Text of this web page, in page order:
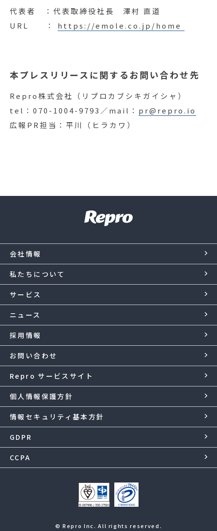
代表者 ：代表取締役社長 澤村 直道
URL ： https://emole.co.jp/home
本プレスリリースに関するお問い合わせ先
Repro株式会社（リプロカブシキガイシャ）
tel：070-1004-9793／mail： pr@repro.io
広報PR担当：平川（ヒラカワ）
会社情報
私たちについて
サービス
ニュース
採用情報
お問い合わせ
Repro サービスサイト
個人情報保護方針
情報セキュリティ基本方針
GDPR
CCPA
© Repro Inc. All rights reserved.